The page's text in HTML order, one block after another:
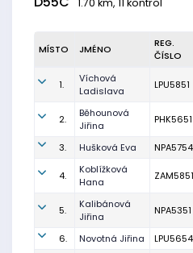
1.70 km, 11 kontrol
MÍSTO JMÉNO
REG.
ČÍSLO
1.
Víchová
Ladislava
LPU5851
2.
Běhounová
Jiřina
PHK5651
3. Hušková Eva NPA5754
4.
Koblížková
Hana
ZAM5851
5.
Kalibánová
Jiřina
NPA5351
6. Novotná Jiřina LPU5654